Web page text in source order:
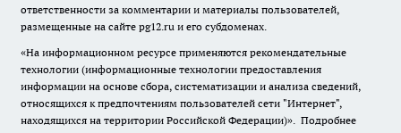
ответственности за комментарии и материалы пользователей,
размещенные на сайте pg12.ru и его субдоменах.
«На информационном ресурсе применяются рекомендательные
технологии (информационные технологии предоставления
информации на основе сбора, систематизации и анализа сведений,
относящихся к предпочтениям пользователей сети "Интернет",
находящихся на территории Российской Федерации)». Подробнее